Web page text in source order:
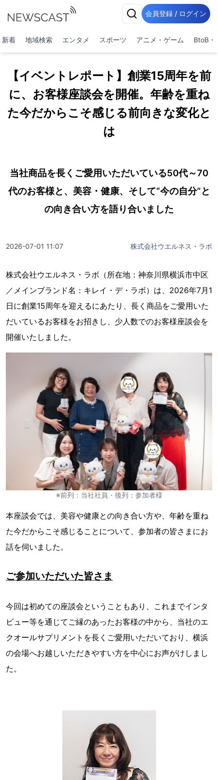
会員登録 / ログイン
新着 地域検索 エンタメ スポーツ アニメ・ゲーム BtoB・
【イベントレポート】創業15周年を前
に、お客様座談会を開催。年齢を重ね
た今だからこそ感じる前向きな変化と
は
当社商品を長くご愛用いただいている50代～70
代のお客様と、美容・健康、そして“今の自分”と
の向き合い方を語り合いました
2026-07-01 11:07 株式会社ウエルネス・ラボ
株式会社ウエルネス・ラボ（所在地：神奈川県横浜市中区
／メインブランド名：キレイ・デ・ラボ）は、2026年7月1
日に創業15周年を迎えるにあたり、長く商品をご愛用いた
だいているお客様をお招きし、少人数でのお客様座談会を
開催いたしました。
※前列：当社社員・後列：参加者様
本座談会では、美容や健康との向き合い方や、年齢を重ね
た今だからこそ感じることについて、参加者の皆さまにお
話を伺いました。
ご参加いただいた皆さま
今回は初めての座談会ということもあり、これまでインタ
ビュー等を通じてご縁のあったお客様の中から、当社のエ
クオールサプリメントを長くご愛用いただいており、横浜
の会場へお越しいただきやすい方を中心にお声がけしまし
た。